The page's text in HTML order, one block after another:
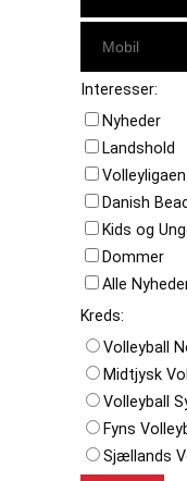
Interesser:
Nyheder
Landshold
Volleyligaen
Danish
Kids og
Dommer
Alle
Kreds:
Volleyball
Midtjysk
Volleyball
Fyns
Sjællands